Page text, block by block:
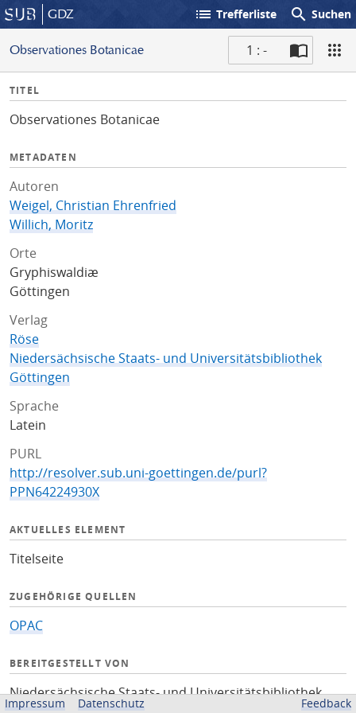
GDZ list Trefferliste search Suchen
Observationes Botanicae 1 : -
I
f
TITEL
Observationes Botanicae
METADATEN
Autoren
Weigel, Christian Ehrenfried
Willich, Moritz
Orte
Gryphiswaldiæ
Göttingen
Verlag
Röse
Niedersächsische Staats- und Universitätsbibliothek
Göttingen
Sprache
Latein
PURL
http://resolver.sub.uni-goettingen.de/purl?
PPN64224930X
AKTUELLES ELEMENT
Titelseite
ZUGEHÖRIGE QUELLEN
OPAC
BEREITGESTELLT VON
Niedersächsische Staats- und Universitätsbibliothek
Impressum Datenschutz Feedback